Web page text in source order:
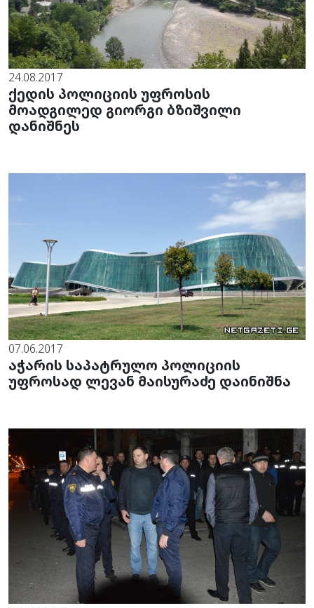
24.08.2017
ქედის პოლიციის უფროსის
მოადგილედ გიორგი ბზიშვილი
დანიშნეს
07.06.2017
აჭარის საპატრულო პოლიციის
უფროსად ლევან მაისურაძე დაინიშნა